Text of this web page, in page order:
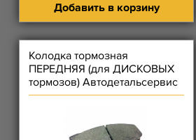
Добавить в корзину
Колодка тормозная
ПЕРЕДНЯЯ (для ДИСКОВЫХ
тормозов) Автодетальсервис